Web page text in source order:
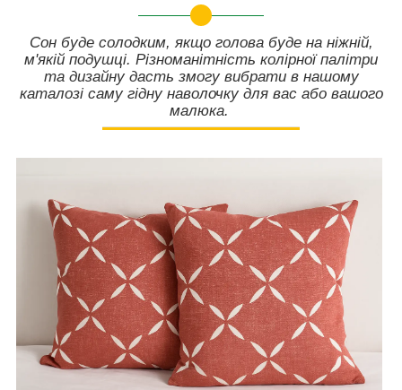
Сон буде солодким, якщо голова буде на ніжній,
м'якій подушці. Різноманітність колірної палітри
та дизайну дасть змогу вибрати в нашому
каталозі саму гідну наволочку для вас або вашого
малюка.